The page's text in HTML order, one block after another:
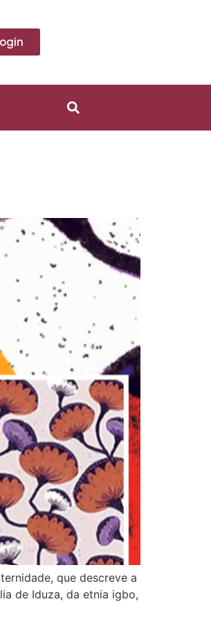
que descreve a
de Iduza, da etnia igbo,